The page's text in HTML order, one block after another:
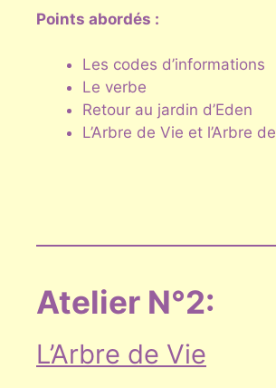
Points abordés :
Les codes d’informations
Le verbe
Retour au jardin d’Eden
L’Arbre de Vie et l’Arbre
Atelier N°2:
L’Arbre de Vie